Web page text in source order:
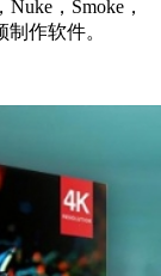
，Smoke，
作软件。